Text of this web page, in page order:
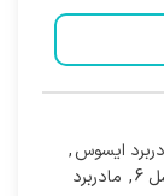
ایسوس,
6
, مادربرد